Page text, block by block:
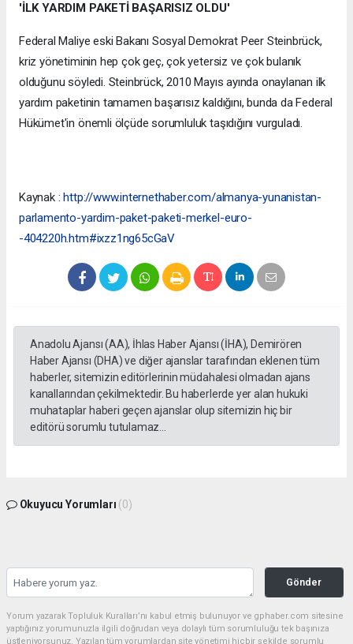
'İLK YARDIM PAKETİ BAŞARISIZ OLDU'
Federal Maliye eski Bakanı Sosyal Demokrat Peer Steinbrück,
kriz yönetiminin hep çok geç, çok yetersiz ve çok bulanık
olduğunu söyledi. Steinbrück, 2010 Mayıs ayında onaylanan ilk
yardım paketinin tamamen başarısız kaldığını, bunda da Federal
Hükümet'in önemli ölçüde sorumluluk taşıdığını vurguladı.
Kaynak : http://www.internethaber.com/almanya-yunanistan-
parlamento-yardim-paket-paketi-merkel-euro-
-404220h.htm#ixzz1ng65cGaV
Anadolu Ajansı (AA), İhlas Haber Ajansı (İHA), Demirören
Haber Ajansı (DHA) ve diğer ajanslar tarafından eklenen tüm
haberler, sitemizin editörlerinin müdahalesi olmadan ajans
kanallarından çekilmektedir. Bu haberlerde yer alan hukuki
muhataplar haberi geçen ajanslar olup sitemizin hiç bir
editörü sorumlu tutulamaz...
Okuyucu Yorumları (0)
Gönder
Yorum yazarak Topluluk Kuralları’nı kabul etmiş bulunuyor ve gphaber.com sitesine
yaptığınız yorumunuzla ilgili doğrudan veya dolaylı tüm sorumluluğu tek başınıza
üstleniyorsunuz. Yazılan tüm yorumlardan site yönetimi hiçbir şekilde sorumlu